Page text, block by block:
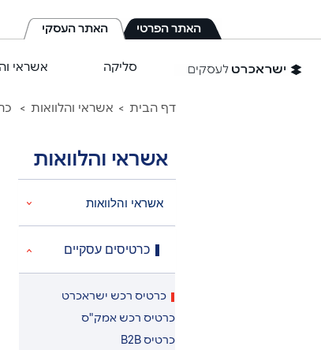
המרכזי
האתר הפרטי האתר העסקי
סליקה אשראי
דף הבית אשראי והלוואות
אשראי והלוואות
אשראי והלוואות
כרטיסים עסקיים
כרטיס רכש ישראכרט
כרטיס רכש אמק"ס
כרטיס B2B